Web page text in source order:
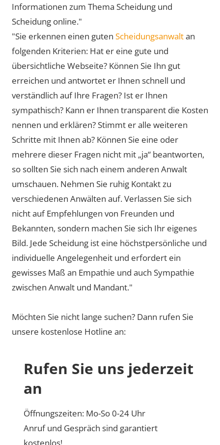
Informationen zum Thema Scheidung und
Scheidung online."
"Sie erkennen einen guten Scheidungsanwaltan
folgenden Kriterien: Hat er eine gute und
übersichtliche Webseite? Können Sie Ihn gut
erreichen und antwortet er Ihnen schnell und
verständlich auf Ihre Fragen? Ist er Ihnen
sympathisch? Kann er Ihnen transparent die Kosten
nennen und erklären? Stimmt er alle weiteren
Schritte mit Ihnen ab? Können Sie eine oder
mehrere dieser Fragen nicht mit „ja“ beantworten,
so sollten Sie sich nach einem anderen Anwalt
umschauen. Nehmen Sie ruhig Kontakt zu
verschiedenen Anwälten auf. Verlassen Sie sich
nicht auf Empfehlungen von Freunden und
Bekannten, sondern machen Sie sich Ihr eigenes
Bild. Jede Scheidung ist eine höchstpersönliche und
individuelle Angelegenheit und erfordert ein
gewisses Maß an Empathie und auch Sympathie
zwischen Anwalt und Mandant."
Möchten Sie nicht lange suchen? Dann rufen Sie
unsere kostenlose Hotline an:
Rufen Sie uns jederzeit
an
Öffnungszeiten: Mo-So 0-24 Uhr
Anruf und Gespräch sind garantiert
kostenlos!